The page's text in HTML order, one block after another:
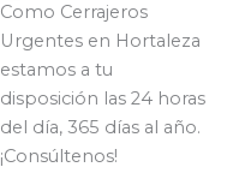
Como Cerrajeros
Urgentes en Hortaleza
estamos a tu
disposición las 24 horas
del día, 365 días al año.
¡Consúltenos!